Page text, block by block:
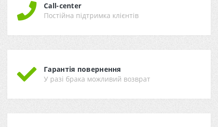
Call-center
Постійна підтримка клієнтів
Гарантія повернення
У разі брака можливий возврат